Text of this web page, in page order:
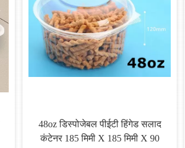
48oz डिस्पोजेबल पीईटी हिंगेड सलाद
कंटेनर 185 मिमी X 185 मिमी X 90